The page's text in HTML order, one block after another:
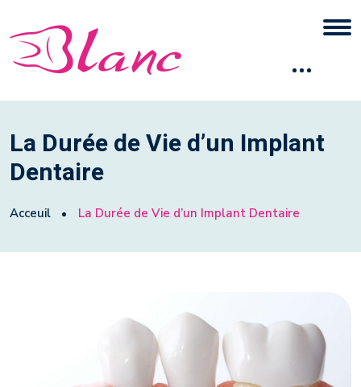
La Durée de Vie d’un Implant
Dentaire
Acceuil La Durée de Vie d’un Implant Dentaire